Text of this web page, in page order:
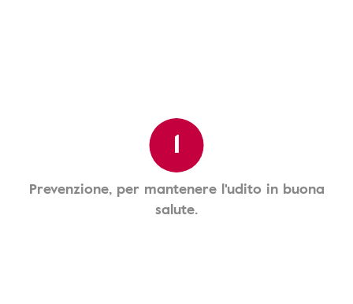
1
Prevenzione, per mantenere l'udito in buona
salute.